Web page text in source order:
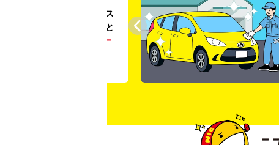
。ガソリンス
既存インフラを活用すること
リー